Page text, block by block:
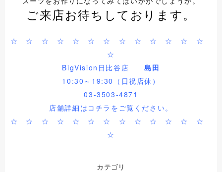
ご来店お待ちしております。
☆ ☆ ☆ ☆ ☆ ☆ ☆ ☆ ☆ ☆ ☆ ☆ ☆
☆
BigVision日比谷店
島田
10:30～19:30（日祝店休）
03-3503-4871
店舗詳細は コチラ をご覧ください。
☆ ☆ ☆ ☆ ☆ ☆ ☆ ☆ ☆ ☆ ☆ ☆ ☆
☆
カテゴリ